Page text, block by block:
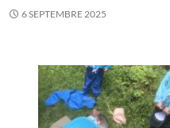
6 SEPTEMBRE 2025